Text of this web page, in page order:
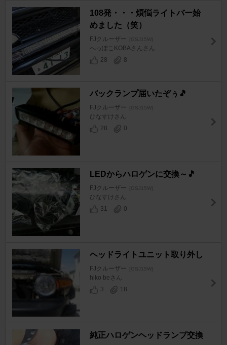
108発・・・煩悩ライトバー始
めました（笑）
FJクルーザー [GSJ15W]
へっぽこKOBAさんさん
28
8
バックランプ届いたぞぅ🎵
FJクルーザー [GSJ15W]
ひなすけさん
28
0
LEDからハロゲンに交換～🎵
FJクルーザー [GSJ15W]
ひなすけさん
31
0
ヘッドライトユニット取り外し
FJクルーザー [GSJ15W]
hiko beさん
3
18
純正ハロゲンヘッドランプ交換